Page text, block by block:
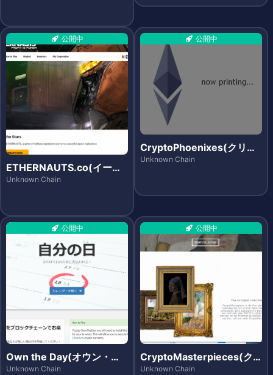
公開中
ETHERNAUTS.co(イーサ
ノーツ)
Unknown Chain
公開中
CryptoPhoenixes(クリプ
トフェニックス)
Unknown Chain
公開中
Own the Day(オウン・
ザ・デイ)
Unknown Chain
公開中
CryptoMasterpieces(ク
リプトマスターピーシズ)
Unknown Chain